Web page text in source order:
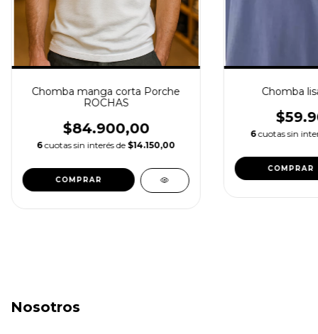
Chomba manga corta Porche
ROCHAS
$84.900,00
6 cuotas sin interés de $14.150,00
COMPRAR
Chomba
6 cuotas sin
COMPRAR
Nosotros